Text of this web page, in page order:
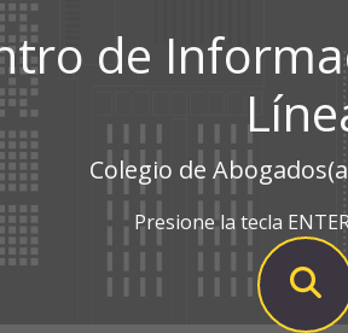
de
Colegio de
Presione la tecla